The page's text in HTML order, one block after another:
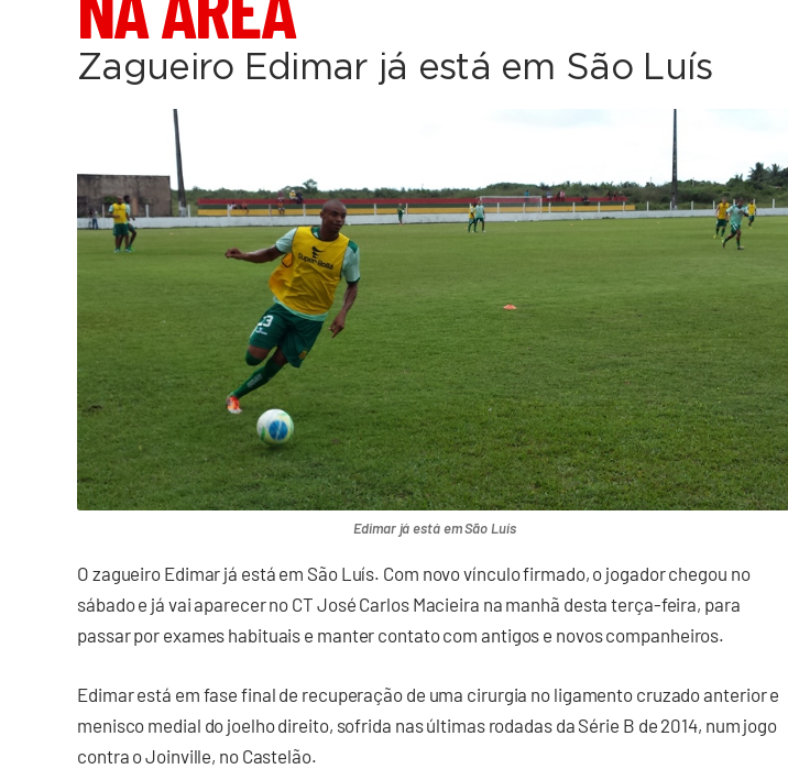
Zagueiro Edimar já está em São Luís
Edimar já está em São Luís
O zagueiro Edimar já está em São Luís. Com novo vínculo firmado, o jogador chegou no
sábado e já vai aparecer no CT José Carlos Macieira na manhã desta terça-feira, para
passar por exames habituais e manter contato com antigos e novos companheiros.
Edimar está em fase final de recuperação de uma cirurgia no ligamento cruzado anterior e
menisco medial do joelho direito, sofrida nas últimas rodadas da Série B de 2014, num jogo
contra o Joinville, no Castelão.